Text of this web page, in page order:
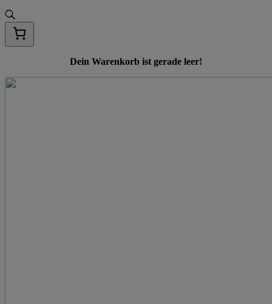
Dein Warenkorb ist gerade leer!